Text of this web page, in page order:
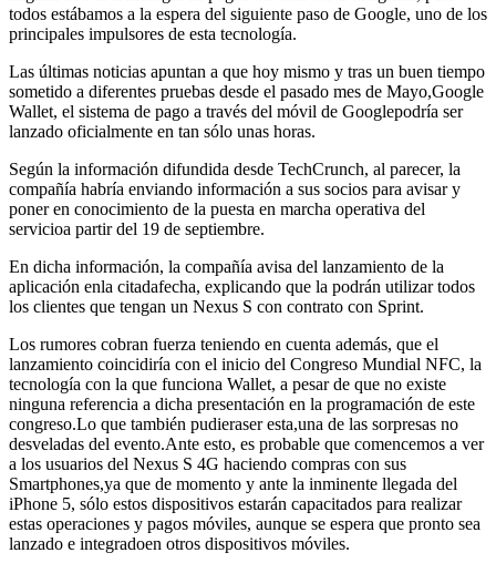
todos estábamos a la espera del siguiente paso de Google, uno de los
principales impulsores de esta tecnología.
Las últimas noticias apuntan a que hoy mismo y tras un buen tiempo
sometido a diferentes pruebas desde el pasado mes de Mayo,Google
Wallet, el sistema de pago a través del móvil de Googlepodría ser
lanzado oficialmente en tan sólo unas horas.
Según la información difundida desde TechCrunch, al parecer, la
compañía habría enviando información a sus socios para avisar y
poner en conocimiento de la puesta en marcha operativa del
servicioa partir del 19 de septiembre.
En dicha información, la compañía avisa del lanzamiento de la
aplicación enla citadafecha, explicando que la podrán utilizar todos
los clientes que tengan un Nexus S con contrato con Sprint.
Los rumores cobran fuerza teniendo en cuenta además, que el
lanzamiento coincidiría con el inicio del Congreso Mundial NFC, la
tecnología con la que funciona Wallet, a pesar de que no existe
ninguna referencia a dicha presentación en la programación de este
congreso.Lo que también pudieraser esta,una de las sorpresas no
desveladas del evento.Ante esto, es probable que comencemos a ver
a los usuarios del Nexus S 4G haciendo compras con sus
Smartphones,ya que de momento y ante la inminente llegada del
iPhone 5, sólo estos dispositivos estarán capacitados para realizar
estas operaciones y pagos móviles, aunque se espera que pronto sea
lanzado e integradoen otros dispositivos móviles.